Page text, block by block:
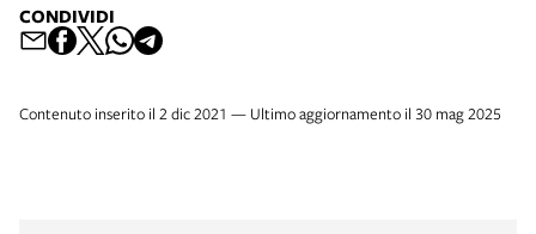
CONDIVIDI
Contenuto inserito il 2 dic 2021 — Ultimo aggiornamento il 30 mag 2025